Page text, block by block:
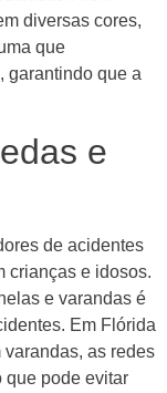
diversas cores,
que
garantindo que a
e
de acidentes
crianças e idosos.
e varandas é
Em Flórida
as redes
que pode evitar